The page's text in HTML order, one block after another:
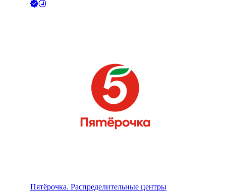
Пятёрочка. Распределительные центры